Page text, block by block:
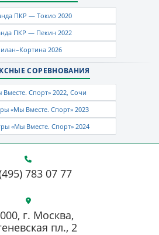
ПКР — Токио 2020
ПКР — Пекин 2022
2026
СОРЕВНОВАНИЯ
Спорт» 2022, Сочи
«Мы Вместе. Спорт» 2023
«Мы Вместе. Спорт» 2024
783 07 77
г. Москва,
пл., 2